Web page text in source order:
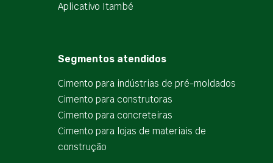
Aplicativo Itambé
Segmentos atendidos
Cimento para indústrias de pré-moldados
Cimento para construtoras
Cimento para concreteiras
Cimento para lojas de materiais de
construção